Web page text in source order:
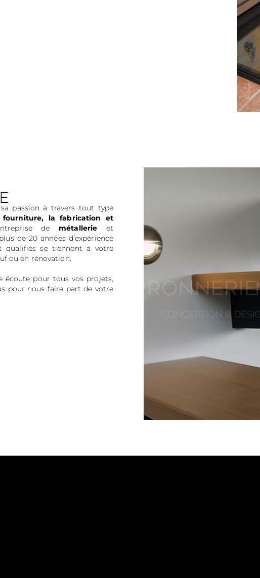
sa passion à travers tout type
fourniture, la fabrication et
de métallerie et
de 20 années d’expérience
qualifiés se tiennent à votre
ou en rénovation.
écoute pour tous vos projets,
pour nous faire part de votre